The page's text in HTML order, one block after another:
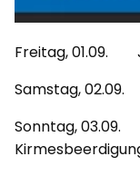
Freitag, 01.09.
Samstag,
Sonntag, 03.09.